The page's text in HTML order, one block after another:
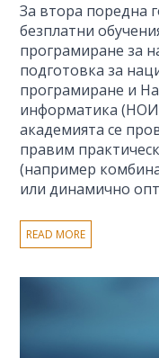
За втора поредна
безплатни
програмиране за
подготовка за
програмиране и
информатика
академията се
правим
(например
или динамично
READ MORE